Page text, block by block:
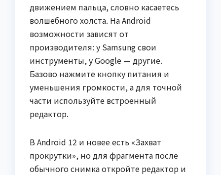
движением пальца, словно касаетесь
волшебного холста. На Android
возможности зависят от
производителя: у Samsung свои
инструменты, у Google — другие.
Базово нажмите кнопку питания и
уменьшения громкости, а для точной
части используйте встроенный
редактор.
В Android 12 и новее есть «Захват
прокрутки», но для фрагмента после
обычного снимка откройте редактор и